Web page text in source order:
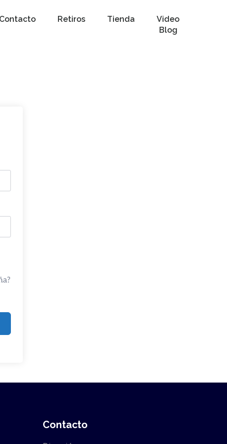
Contacto Retiros Tienda
Video
Blog
Contacto